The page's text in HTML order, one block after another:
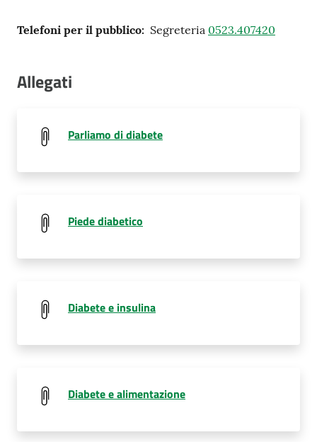
Telefoni per il pubblico: Segreteria 0523.407420
Allegati
Parliamo di diabete
Piede diabetico
Diabete e insulina
Diabete e alimentazione